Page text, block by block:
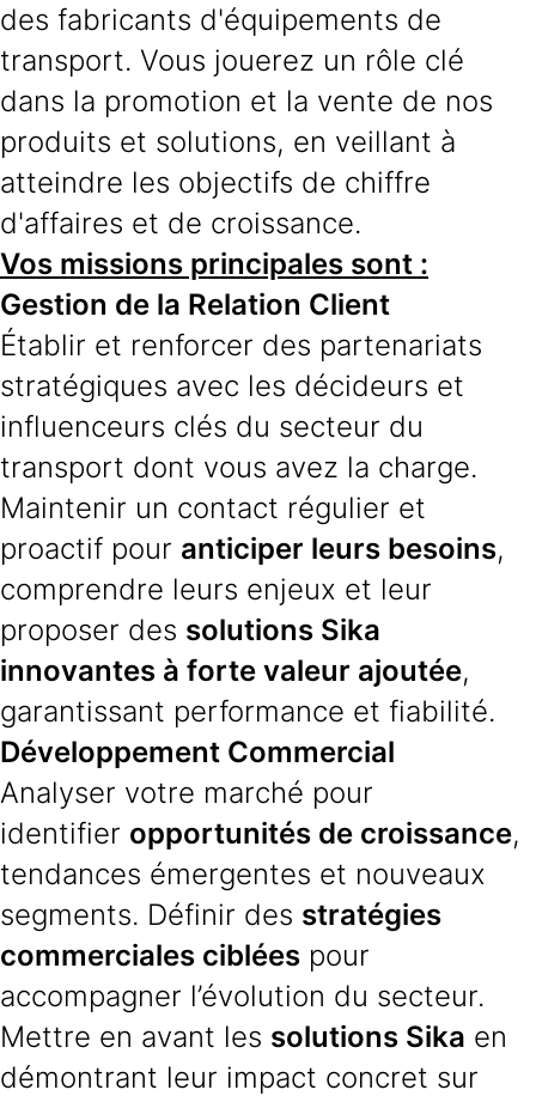
des fabricants d'équipements de
transport. Vous jouerez un rôle clé
dans la promotion et la vente de nos
produits et solutions, en veillant à
atteindre les objectifs de chiffre
d'affaires et de croissance.
Vos missions principales sont :
Gestion de la Relation Client
Établir et renforcer des partenariats
stratégiques avec les décideurs et
influenceurs clés du secteur du
transport dont vous avez la charge.
Maintenir un contact régulier et
proactif pour anticiper leurs besoins,
comprendre leurs enjeux et leur
proposer des solutions Sika
innovantes à forte valeur ajoutée,
garantissant performance et fiabilité.
Développement Commercial
Analyser votre marché pour
identifier opportunités de croissance,
tendances émergentes et nouveaux
segments. Définir des stratégies
commerciales ciblées pour
accompagner l’évolution du secteur.
Mettre en avant les solutions Sika en
démontrant leur impact concret sur